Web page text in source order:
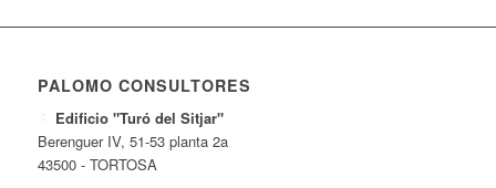
PALOMO CONSULTORES
Edificio "Turó del Sitjar"
Berenguer IV, 51-53 planta 2a
43500 - TORTOSA